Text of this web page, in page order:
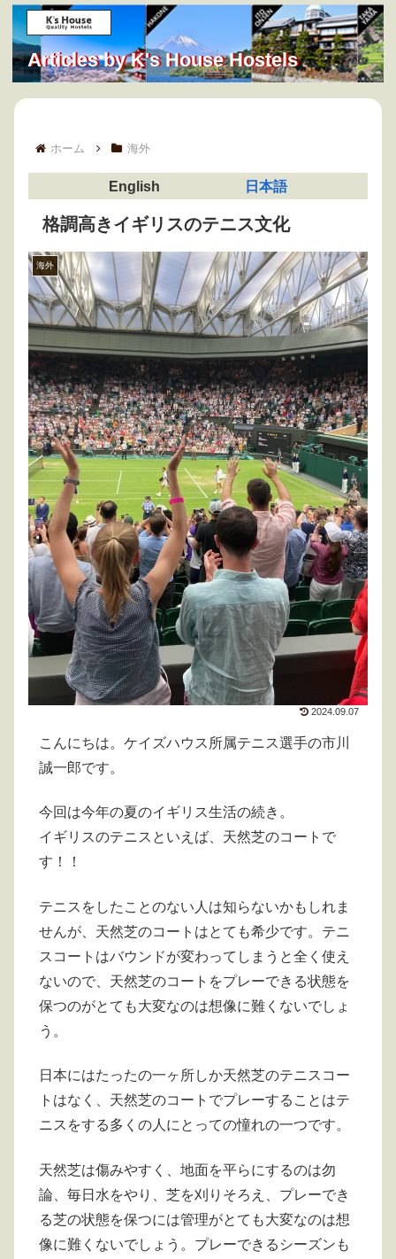
Articles by K's House Hostels
ホーム 海外
English 日本語
格調高きイギリスのテニス文化
海外
2024.09.07
こんにちは。ケイズハウス所属テニス選手の市川
誠一郎です。
今回は今年の夏のイギリス生活の続き。
イギリスのテニスといえば、天然芝のコートで
す！！
テニスをしたことのない人は知らないかもしれま
せんが、天然芝のコートはとても希少です。テニ
スコートはバウンドが変わってしまうと全く使え
ないので、天然芝のコートをプレーできる状態を
保つのがとても大変なのは想像に難くないでしょ
う。
日本にはたったの一ヶ所しか天然芝のテニスコー
トはなく、天然芝のコートでプレーすることはテ
ニスをする多くの人にとっての憧れの一つです。
天然芝は傷みやすく、地面を平らにするのは勿
論、毎日水をやり、芝を刈りそろえ、プレーでき
る芝の状態を保つには管理がとても大変なのは想
像に難くないでしょう。プレーできるシーズンも